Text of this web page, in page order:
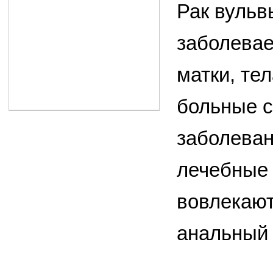
Рак
матки,
больные
лечебные
анальный